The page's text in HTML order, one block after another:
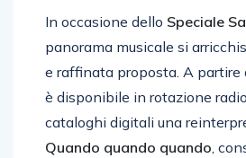
In occasione dello Speciale
panorama musicale si
e raffinata proposta. A partire
è disponibile in rotazione
cataloghi digitali una
Quando quando quando,